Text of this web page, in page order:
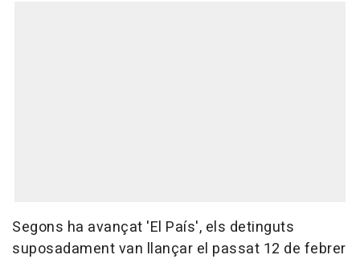
Segons ha avançat 'El País', els detinguts
suposadament van llançar el passat 12 de febrer